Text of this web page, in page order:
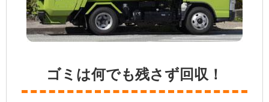
ゴミは何でも残さず回収！